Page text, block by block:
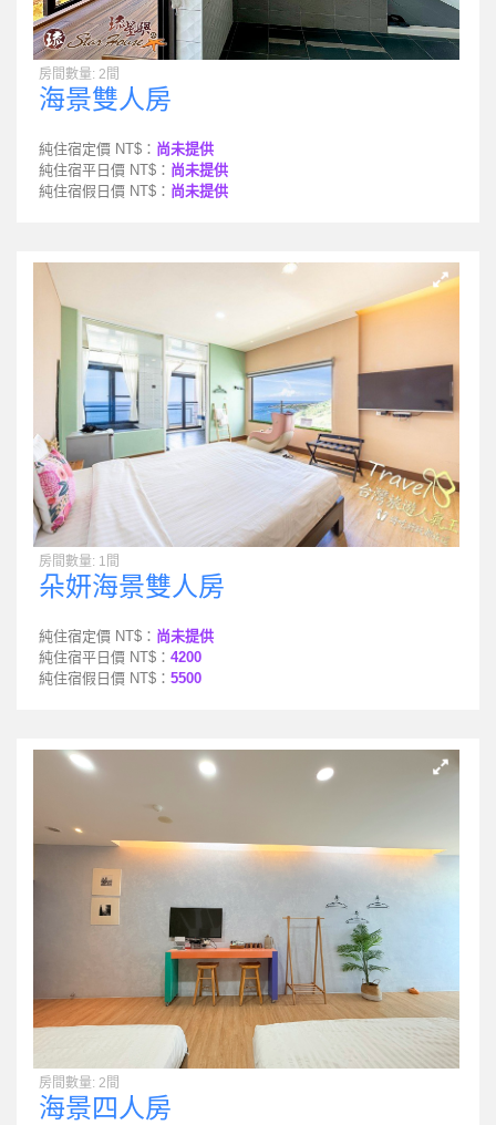
房間數量: 2間
海景雙人房
純住宿定價 NT$： 尚未提供
純住宿平日價 NT$： 尚未提供
純住宿假日價 NT$： 尚未提供
房間數量: 1間
朵妍海景雙人房
純住宿定價 NT$： 尚未提供
純住宿平日價 NT$： 4200
純住宿假日價 NT$： 5500
房間數量: 2間
海景四人房